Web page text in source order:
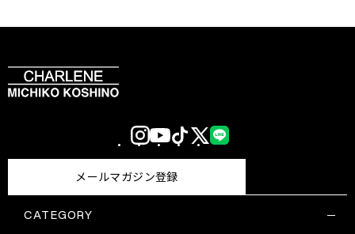
CATEGORY
メールマガジン登録